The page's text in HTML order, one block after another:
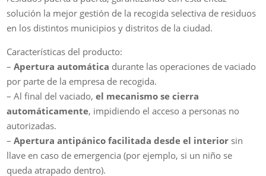
solución la mejor gestión de la recogida selectiva de residuos
en los distintos municipios y distritos de la ciudad.
Características del producto:
–Apertura automática durante las operaciones de vaciado
por parte de la empresa de recogida.
– Al final del vaciado,el mecanismo se cierra
automáticamente, impidiendo el acceso a personas no
autorizadas.
–Apertura antipánico facilitada desde el interior sin
llave en caso de emergencia (por ejemplo, si un niño se
queda atrapado dentro).